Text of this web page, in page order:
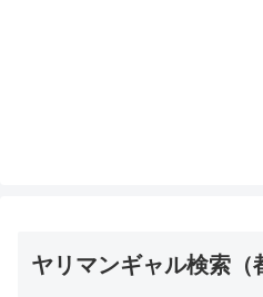
ヤリマンギャル検索（